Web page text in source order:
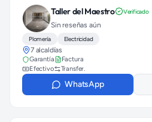
Taller del Maestro Verificado
Sin reseñas aún
Plomería Electricidad
7 alcaldías
Garantía
Factura
Efectivo
Transfer.
WhatsApp